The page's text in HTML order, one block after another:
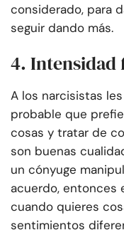
considerado, para
seguir dando más.
4. Intensidad
A los narcisistas
probable que
cosas y tratar de
son buenas
un cónyuge
acuerdo, entonces
cuando quieres
sentimientos